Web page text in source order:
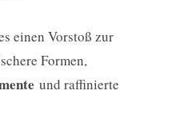
einen Vorstoß zur
Formen,
und raffinierte